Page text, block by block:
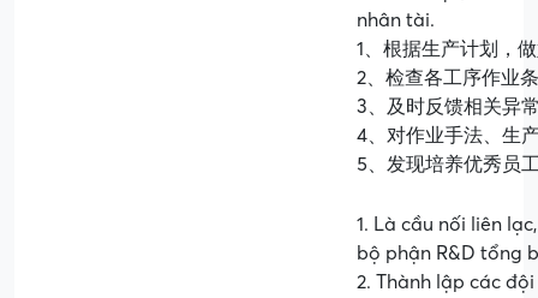
nhân tài.
1、根据生产计划，
2、检查各工序作业
3、及时反馈相关异
4、对作业手法、生
5、发现培养优秀员
1. Là cầu nối liên
bộ phận R&D tổng
2. Thành lập các